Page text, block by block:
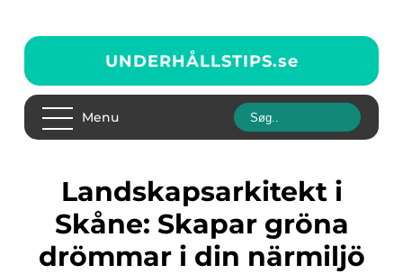
UNDERHÅLLSTIPS.se
Menu
Landskapsarkitekt i
Skåne: Skapar gröna
drömmar i din närmiljö